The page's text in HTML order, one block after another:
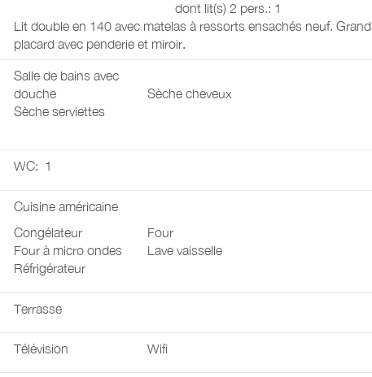
dont lit(s) 2 pers.: 1
Lit double en 140 avec matelas à ressorts ensachés neuf. Grand
placard avec penderie et miroir.
Salle de bains avec
douche
Sèche cheveux
Sèche serviettes
WC: 1
Cuisine américaine
Congélateur
Four
Four à micro ondes
Lave vaisselle
Réfrigérateur
Terrasse
Télévision Wifi